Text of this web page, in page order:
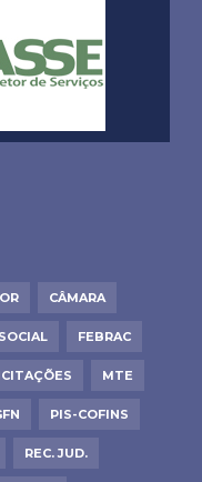
CÂMARA
FEBRAC
MTE
PIS-COFINS
REC. JUD.